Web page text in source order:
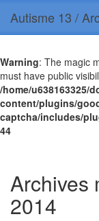
Warning: The magic
must have public
/home/u638163325/
content/plugins/
captcha/includes/
44
Autisme 13 /
Archives
2014